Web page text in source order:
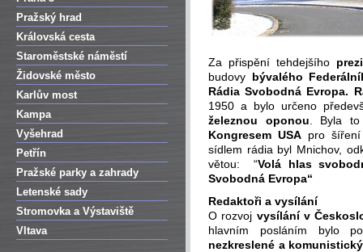
Pražský hrad
Královská cesta
Staroměstské náměstí
Židovské město
Karlův most
Kampa
Vyšehrad
Petřín
Pražské parky a zahrady
Letenské sady
Stromovka a Výstaviště
Vltava
Za přispění tehdejšího
budovy bývalého
Rádia Svobodná Evropa.
1950 a bylo určeno
železnou oponou . Byla
Kongresem USA pro šíření
sídlem rádia byl Mnichov,
větou: “Volá hlas
Svobodná Evropa“
Redaktoři a vysílání
O rozvoj vysílání v
hlavním posláním bylo
nezkreslené a